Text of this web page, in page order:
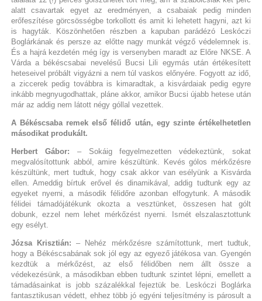
alatt csavartak egyet az eredményen, a csabaiak pedig minden
erőfeszítése görcsösségbe torkollott és amit ki lehetett hagyni, azt ki
is hagyták. Köszönhetően részben a kapuban parádézó Leskóczi
Boglárkának és persze az előtte nagy munkát végző védelemnek is.
És a hajrá kezdetén még így is versenyben maradt az Előre NKSE. A
Várda a békéscsabai nevelésű Bucsi Lili egymás után értékesített
heteseivel próbált vigyázni a nem túl vaskos előnyére. Fogyott az idő,
a ziccerek pedig továbbra is kimaradtak, a kisvárdaiak pedig egyre
inkább megnyugodhattak, pláne akkor, amikor Bucsi újabb hetese után
már az addig nem látott négy góllal vezettek.
A Békéscsaba remek első félidő után, egy szinte értékelhetetlen
másodikat produkált.
Herbert Gábor: – Sokáig fegyelmezetten védekeztünk, sokat
megvalósítottunk abból, amire készültünk. Kevés gólos mérkőzésre
készültünk, mert tudtuk, hogy csak akkor van esélyünk a Kisvárda
ellen. Ameddig bírtuk erővel és dinamikával, addig tudtunk egy az
egyeket nyerni, a második félidőre azonban elfogytunk. A második
félidei támadójátékunk okozta a vesztünket, összesen hat gólt
dobunk, ezzel nem lehet mérkőzést nyerni. Ismét elszalasztottunk
egy esélyt.
Józsa Krisztián: – Nehéz mérkőzésre számítottunk, mert tudtuk,
hogy a Békéscsabának sok jól egy az egyező játékosa van. Gyengén
kezdtük a mérkőzést, az első félidőben nem állt össze a
védekezésünk, a másodikban ebben tudtunk szintet lépni, emellett a
támadásainkat is jobb százalékkal fejeztük be. Leskóczi Boglárka
fantasztikusan védett, ehhez több jó egyéni teljesítmény is párosult a